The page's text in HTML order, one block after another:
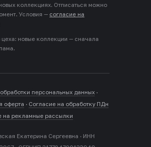
коллекциях. Отписаться можно
Условия — согласие на
цеха: новые коллекции — сначала
персональных данных ·
оферта · Согласие на обработку ПДн
на рекламные рассылки
Екатерина Сергеевна · ИНН